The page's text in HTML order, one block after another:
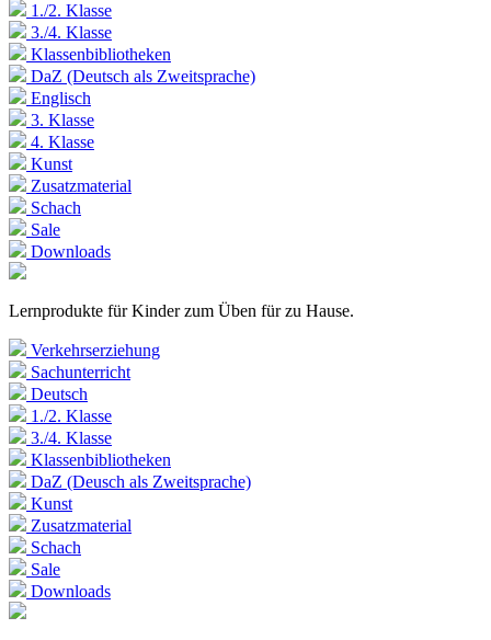
1./2. Klasse
3./4. Klasse
Klassenbibliotheken
DaZ (Deutsch als Zweitsprache)
Englisch
3. Klasse
4. Klasse
Kunst
Zusatzmaterial
Schach
Sale
Downloads
Lernprodukte für Kinder zum Üben für zu Hause.
Verkehrserziehung
Sachunterricht
Deutsch
1./2. Klasse
3./4. Klasse
Klassenbibliotheken
DaZ (Deusch als Zweitsprache)
Kunst
Zusatzmaterial
Schach
Sale
Downloads